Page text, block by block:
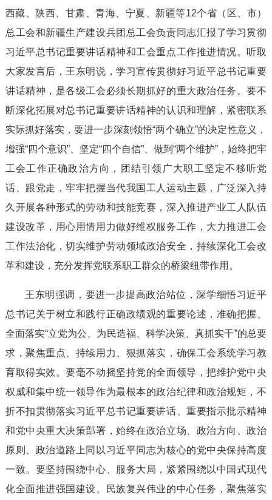
西藏、陕西、甘肃、青海、宁夏、新疆等12个省（区、市）
总工会和新疆生产建设兵团总工会负责同志汇报了学习贯彻
习近平总书记重要讲话精神和工会重点工作推进情况。听取
大家发言后，王东明说，学习宣传贯彻好习近平总书记重要
讲话精神，是各级工会必须长期抓好的重大政治任务。要不
断深化拓展对总书记重要讲话精神的认识和理解，紧密联系
实际抓好落实，要进一步深刻领悟“两个确立”的决定性意义，
增强“四个意识”、坚定“四个自信”、做到“两个维护”，始终把牢
工会工作正确政治方向，团结引领广大职工坚定不移听党
话、跟党走，牢牢把握当代我国工人运动主题，广泛深入持
久开展各种形式的劳动和技能竞赛，深入推进产业工人队伍
建设改革，用心用情用力做好维权服务工作，大力推进工会
工作法治化，切实维护劳动领域政治安全，持续深化工会改
革和建设，充分发挥党联系职工群众的桥梁纽带作用。
王东明强调，要进一步提高政治站位，深学细悟习近平
总书记关于树立和践行正确政绩观的重要论述，准确把握、
全面落实“立党为公、为民造福、科学决策、真抓实干”的总要
求，聚焦重点、持续用力、狠抓落实，确保工会系统学习教
育取得实效。要毫不动摇坚持党的全面领导，把维护党中央
权威和集中统一领导作为最根本的政治纪律和政治规矩，不
折不扣贯彻落实习近平总书记重要讲话、重要指示批示精神
和党中央重大决策部署，始终在政治立场、政治方向、政治
原则、政治道路上同以习近平同志为核心的党中央保持高度
一致。要坚持围绕中心、服务大局，紧紧围绕以中国式现代
化全面推进强国建设、民族复兴伟业的中心任务，聚焦落实